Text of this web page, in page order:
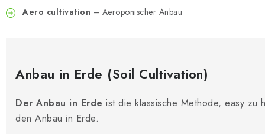
Aero cultivation – Aeroponischer Anbau
Anbau in Erde (Soil Cultivation)
Der Anbau in Erde ist die klassische Methode, easy
den Anbau in Erde.